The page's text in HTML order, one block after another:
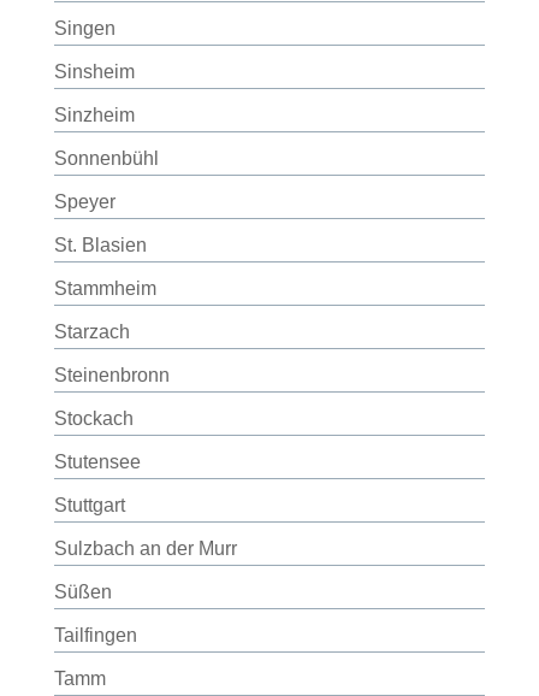
Singen
Sinsheim
Sinzheim
Sonnenbühl
Speyer
St. Blasien
Stammheim
Starzach
Steinenbronn
Stockach
Stutensee
Stuttgart
Sulzbach an der Murr
Süßen
Tailfingen
Tamm